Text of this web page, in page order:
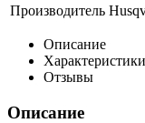
Производитель
Описание
Характеристики
Отзывы
Описание